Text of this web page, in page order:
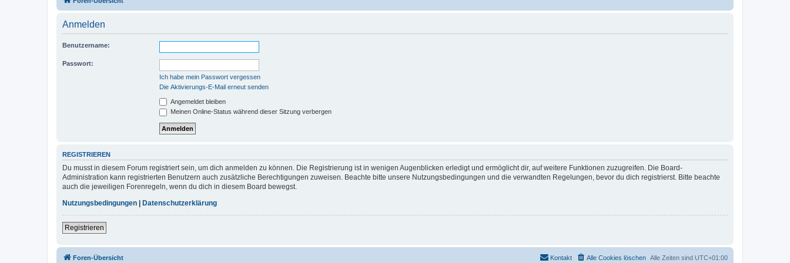
Anmelden
Benutzername:
Passwort:
Ich habe mein Passwort vergessen
Die Aktivierungs-E-Mail erneut senden
Angemeldet bleiben
Meinen Online-Status während dieser Sitzung verbergen
REGISTRIEREN
Du musst in diesem Forum registriert sein, um dich anmelden zu können. Die Registrierung ist in wenigen Augenblicken erledigt und ermöglicht dir, auf weitere Funktionen zuzugreifen. Die Board-
Administration kann registrierten Benutzern auch zusätzliche Berechtigungen zuweisen. Beachte bitte unsere Nutzungsbedingungen und die verwandten Regelungen, bevor du dich registrierst. Bitte beachte
auch die jeweiligen Forenregeln, wenn du dich in diesem Board bewegst.
Nutzungsbedingungen
Datenschutzerklärung
Registrieren
Foren-Übersicht Alle Zeiten sind UTC+01:00
Alle Cookies löschen
Kontakt